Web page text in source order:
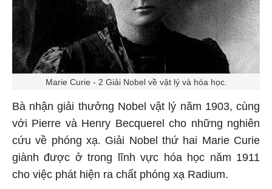
Marie Curie - 2 Giải Nobel về vật lý và hóa học.
Bà nhận giải thưởng Nobel vật lý năm 1903, cùng
với Pierre và Henry Becquerel cho những nghiên
cứu về phóng xạ. Giải Nobel thứ hai Marie Curie
giành được ở trong lĩnh vực hóa học năm 1911
cho việc phát hiện ra chất phóng xạ Radium.